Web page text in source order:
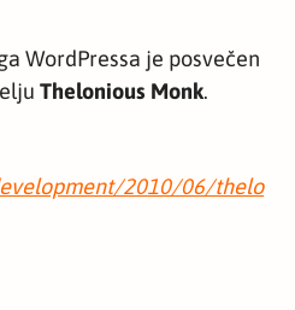
WordPressa je posvečen
Thelonious Monk.
2010/06/thelo